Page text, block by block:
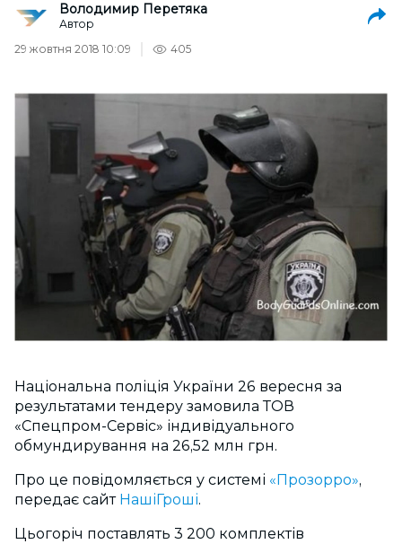
Володимир Перетяка
Автор
29 жовтня 2018 10:09
405
Національна поліція України 26 вересня за
результатами тендеру замовила ТОВ
«Спецпром-Сервіс» індивідуального
обмундирування на 26,52 млн грн.
Про це повідомляється у системі «Прозорро»,
передає сайт НашіГроші.
Цьогоріч поставлять 3 200 комплектів